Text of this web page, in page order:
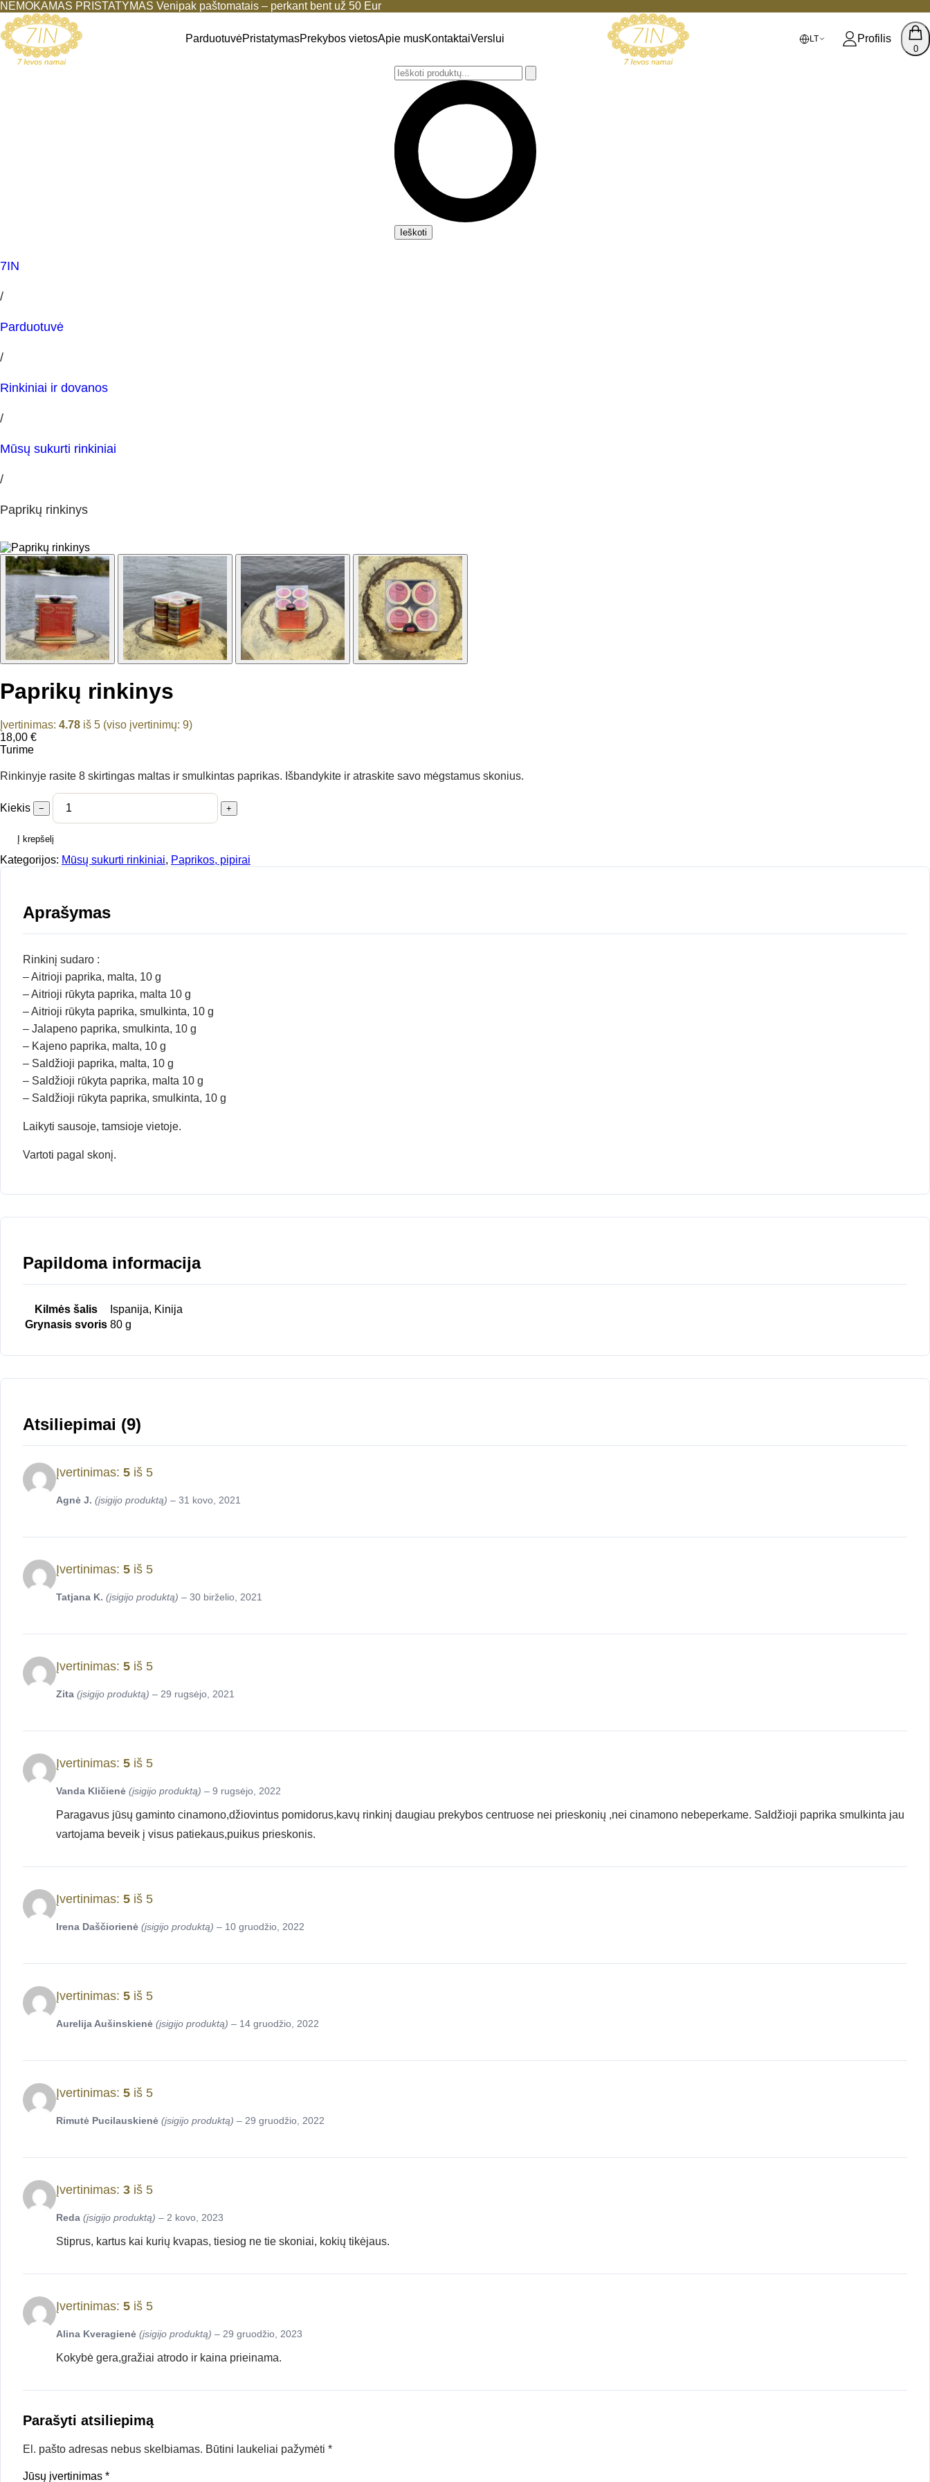
NEMOKAMAS PRISTATYMAS Venipak paštomatais – perkant bent už 50 Eur
ParduotuvėPristatymasPrekybos vietosApie musKontaktaiVerslui LT Profilis
0
Ieškoti
7IN
/
Parduotuvė
/
Rinkiniai ir dovanos
/
Mūsų sukurti rinkiniai
/
Paprikų rinkinys
Paprikų rinkinys
Įvertinimas: 4.78 iš 5 (viso įvertinimų: 9)
18,00 €
Turime
Rinkinyje rasite 8 skirtingas maltas ir smulkintas paprikas. Išbandykite ir atraskite savo mėgstamus skonius.
Kiekis − +
Į krepšelį
Kategorijos: Mūsų sukurti rinkiniai, Paprikos, pipirai
Aprašymas
Rinkinį sudaro :
– Aitrioji paprika, malta, 10 g
– Aitrioji rūkyta paprika, malta 10 g
– Aitrioji rūkyta paprika, smulkinta, 10 g
– Jalapeno paprika, smulkinta, 10 g
– Kajeno paprika, malta, 10 g
– Saldžioji paprika, malta, 10 g
– Saldžioji rūkyta paprika, malta 10 g
– Saldžioji rūkyta paprika, smulkinta, 10 g
Laikyti sausoje, tamsioje vietoje.
Vartoti pagal skonį.
Papildoma informacija
Kilmės šalis
Ispanija, Kinija
Grynasis svoris 80 g
Atsiliepimai (9)
Įvertinimas: 5 iš 5
Agnė J. (įsigijo produktą) – 31 kovo, 2021
Įvertinimas: 5 iš 5
Tatjana K. (įsigijo produktą) – 30 birželio, 2021
Įvertinimas: 5 iš 5
Zita (įsigijo produktą) – 29 rugsėjo, 2021
Įvertinimas: 5 iš 5
Vanda Kličienė (įsigijo produktą) – 9 rugsėjo, 2022
Paragavus jūsų gaminto cinamono,džiovintus pomidorus,kavų rinkinį daugiau prekybos centruose nei prieskonių ,nei cinamono nebeperkame. Saldžioji paprika smulkinta jau
vartojama beveik į visus patiekaus,puikus prieskonis.
Įvertinimas: 5 iš 5
Irena Daščiorienė (įsigijo produktą) – 10 gruodžio, 2022
Įvertinimas: 5 iš 5
Aurelija Aušinskienė (įsigijo produktą) – 14 gruodžio, 2022
Įvertinimas: 5 iš 5
Rimutė Pucilauskienė (įsigijo produktą) – 29 gruodžio, 2022
Įvertinimas: 3 iš 5
Reda (įsigijo produktą) – 2 kovo, 2023
Stiprus, kartus kai kurių kvapas, tiesiog ne tie skoniai, kokių tikėjaus.
Įvertinimas: 5 iš 5
Alina Kveragienė (įsigijo produktą) – 29 gruodžio, 2023
Kokybė gera,gražiai atrodo ir kaina prieinama.
Parašyti atsiliepimą
El. pašto adresas nebus skelbiamas. Būtini laukeliai pažymėti *
Jūsų įvertinimas *